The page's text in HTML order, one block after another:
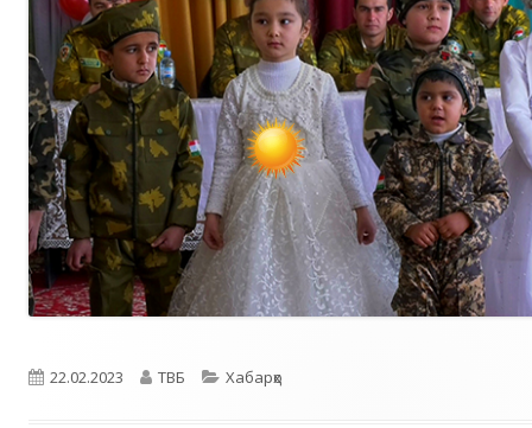
Опубликовано
22.02.2023 Автор
ТВБ Рубрики
Хабарҳо